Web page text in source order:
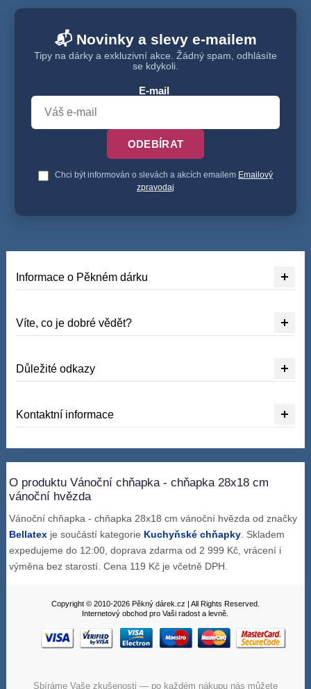
📬 Novinky a slevy e-mailem
Tipy na dárky a exkluzivní akce. Žádný spam, odhlásíte
se kdykoli.
E-mail
ODEBÍRAT
Chci být informován o slevách a akcích emailem Emailový
zpravodaj
Informace o Pěkném dárku
Víte, co je dobré vědět?
Důležité odkazy
Kontaktní informace
O produktu Vánoční chňapka - chňapka 28x18 cm
vánoční hvězda
Vánoční chňapka - chňapka 28x18 cm vánoční hvězda od značky
Bellatex je součástí kategorie Kuchyňské chňapky . Skladem
expedujeme do 12:00, doprava zdarma od 2 999 Kč, vrácení i
výměna bez starostí. Cena 119 Kč je včetně DPH.
Copyright © 2010-2026 Pěkný dárek.cz | All Rights Reserved.
Internetový obchod pro Vaši radost a levně.
Sbíráme Vaše zkušenosti — po každém nákupu nás můžete